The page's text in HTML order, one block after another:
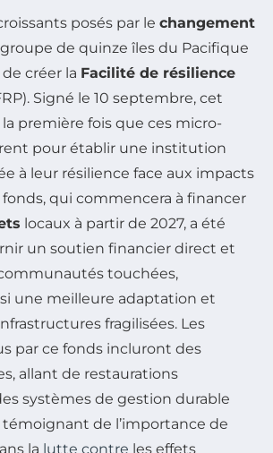
posés par le changement
de quinze îles du Pacifique
créer la Facilité de résilience
Signé le 10 septembre, cet
première fois que ces micro-
pour établir une institution
à leur résilience face aux impacts
qui commencera à financer
locaux à partir de 2027, a été
un soutien financier direct et
touchées,
une meilleure adaptation et
fragilisées. Les
par ce fonds incluront des
allant de restaurations
systèmes de gestion durable
témoignant de l’importance de
la lutte contre les effets